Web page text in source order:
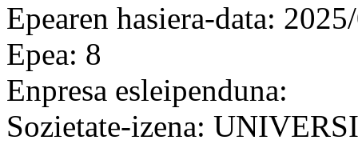
Epearen hasiera-data:
Epea: 8
Enpresa esleipenduna:
Sozietate-izena: